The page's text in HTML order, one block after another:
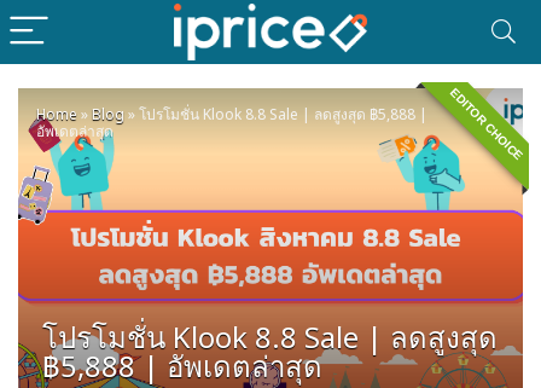
EDITOR CHOICE
Home »Blog »โปรโมชั่น Klook 8.8 Sale | ลดสูงสุด ฿5,888 |
อัพเดตล่าสุด
โปรโมชั่น Klook 8.8 Sale | ลดสูงสุด
฿5,888 | อัพเดตล่าสุด